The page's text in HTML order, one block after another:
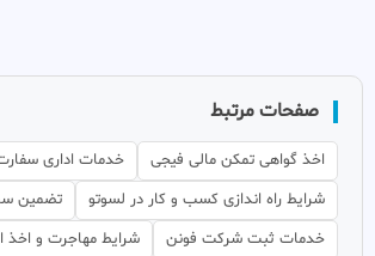
صفحات مرتبط
اخذ گواهی تمکن مالی فیجی خدمات اداری سفارت
شرایط راه اندازی کسب و کار در لسوتو
تضمین
خدمات ثبت شرکت فونن
شرایط مهاجرت و اخذ